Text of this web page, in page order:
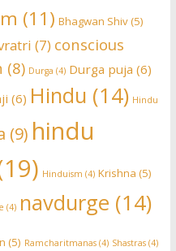
(11) Bhagwan Shiv(5)
(7) conscious
(8) Durga (4) Durga puja (6)
(6) Hindu (14) Hindu
(9) hindu
Hinduism (4) Krishna (5)
(4) navdurge (14)
(5) Ramcharitmanas(4) Shastras(4)